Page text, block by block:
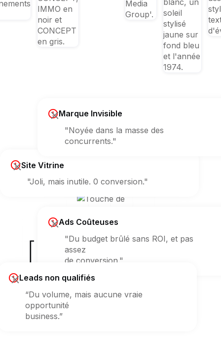
Ads Coûteuses
"Du budget brûlé sans ROI, et pas
assez
de conversion."
Leads non qualifiés
“Du volume, mais aucune vraie
opportunité
business.”
Site Vitrine
"Joli, mais inutile. 0 conversion."
Marque Invisible
"Noyée dans la masse des
concurrents."
[ Erreur 404 ]
sur votre croissance ?